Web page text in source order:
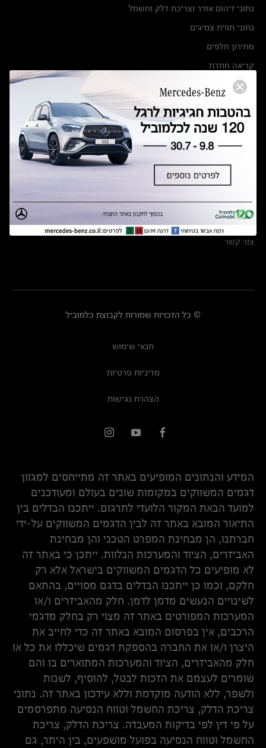
נתוני זיהום אוויר וצריכת דלק וחשמל
נתוני תווית צמיגים
מחירון חלפים
קריאה חוזרת
הודעה על הטבות לרכבי מרצדס בהסדר פשרה בתצ 56447-02-19
תקנון ימי מכירות 120 לכלמוביל
מצאו אותנו
אולמות תצוגה
מרכזי שירות
צור קשר
© כל הזכויות שמורות לקבוצת כלמוביל
תנאי שימוש
מדיניות פרטיות
הצהרת נגישות
המידע והנתונים המופיעים באתר זה מתייחסים למגוון
דגמים המשווקים במקומות שונים בעולם ומעודכנים
למועד הבאת המקור הלועדי לתרגום. ייתכנו הבדלים בין
התיאור המובא באתר זה לבין הדגמים המשווקים על-ידי
חברתנו, הן מבחינת המפרט הטכני והן מבחינת
האביזרים, הציוד והמערכות הנלוות. ייתכן כי באתר זה
לא מופיעים כל הדגמים המשווקים בישראל אלא רק
חלקם, וכמו כן ייתכנו הבדלים בדגם מסויים, בהתאם
לשינויים הנעשים מדמן לדמן. חלק מהאביזרים ו/או
המערכות המפורטים באתר זה מצוי רק בחלק מדגמי
הרכבים, אין בפרסום המובא באתר זה כדי לחייב את
היצרן ו/או את החברה בהספקת דגמים שיכללו את כל או
חלק מהאביזרים, הציוד והמערכות המתוארים בו והם
שומרים לעצמם את הזכות לבטל, להוסיף, לשנות
ולשפר, ללא הודעה מוקדמת וללא עידכון באתר זה. נתוני
צריכת הדלק, צריכת החשמל וטווח הנסיעה מתפרסמים
על פי דין לפי בדיקות המעבדה. צריכת הדלק, צריכת
החשמל וטווח הנסיעה בפועל מושפעים, בין היתר, גם